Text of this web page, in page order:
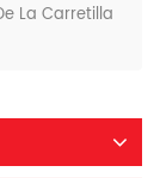
La Carretilla